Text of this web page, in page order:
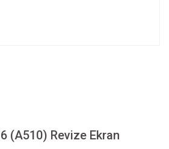
(A510) Revize Ekran